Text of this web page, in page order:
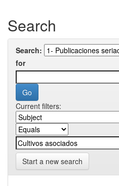
Search
Search:
for
Current filters:
Start a new search